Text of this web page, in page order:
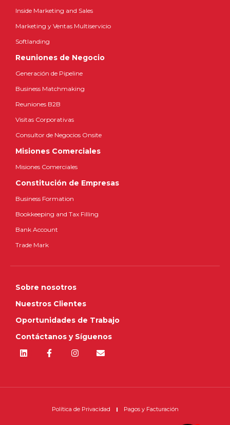
Inside Marketing and Sales
Marketing y Ventas Multiservicio
Softlanding
Reuniones de Negocio
Generación de Pipeline
Business Matchmaking
Reuniones B2B
Visitas Corporativas
Consultor de Negocios Onsite
Misiones Comerciales
Misiones Comerciales
Constitución de Empresas
Business Formation
Bookkeeping and Tax Filling
Bank Account
Trade Mark
Sobre nosotros
Nuestros Clientes
Oportunidades de Trabajo
Contáctanos y Síguenos
Política de Privacidad Pagos y Facturación